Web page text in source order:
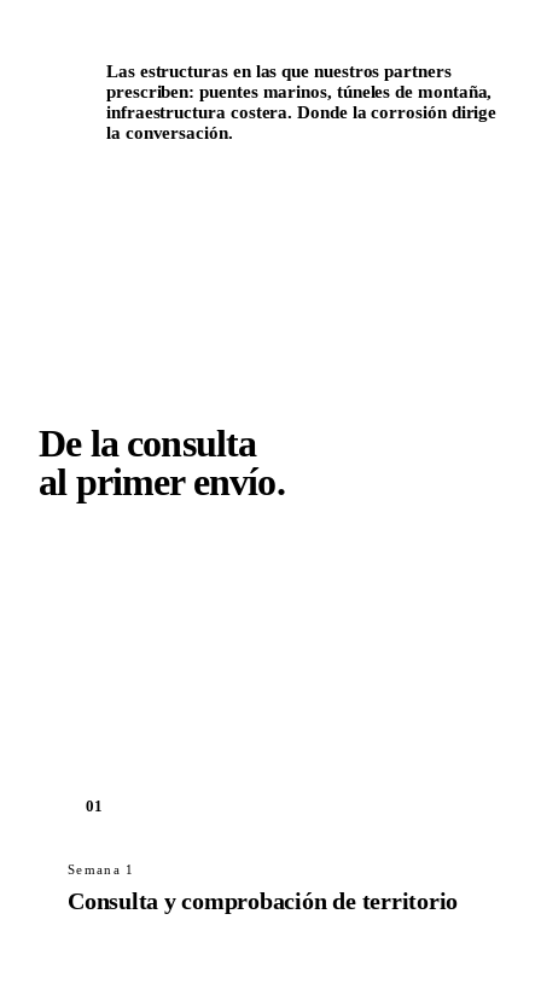
Las estructuras en las que nuestros partners
prescriben: puentes marinos, túneles de montaña,
infraestructura costera. Donde la corrosión dirige
la conversación.
De la consulta
al primer envío.
01
Semana 1
Consulta y comprobación de territorio